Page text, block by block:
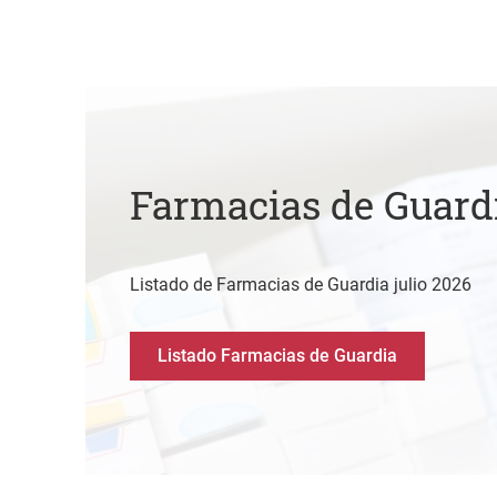
Farmacias de
Listado de Farmacias de Guardia julio 2026
Listado Farmacias de Guardia